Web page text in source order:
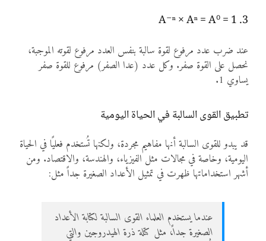
3. A⁻ⁿ × Aⁿ = A⁰ = 1
عند ضرب عدد مرفوع لقوة سالبة بنفس العدد مرفوع لقوته الموجبة،
نحصل على القوة صفر. وكل عدد (عدا الصفر) مرفوع للقوة صفر
يساوي 1.
تطبيق القوى السالبة في الحياة اليومية
قد يبدو للقوى السالبة أنها مفاهيم مجردة، ولكنها تُستخدم فعليًا في الحياة
اليومية، وخاصة في مجالات مثل الفيزياء، والهندسة، والاقتصاد. ومن
أشهر استخداماتها ظهرت في تمثيل الأعداد الصغيرة جداً مثل:
عندما يستخدم العلماء القوى السالبة لكتابة الأعداد
الصغيرة جداً، مثل كتلة ذرة الهيدروجين والتي